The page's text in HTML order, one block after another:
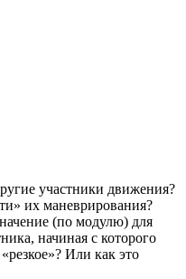
участники движения?
их маневрирования?
(по модулю) для
начиная с которого
Или как это